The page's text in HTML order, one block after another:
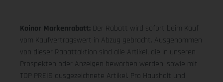
Koinor Markenrabatt: Der Rabatt wird sofort beim Kauf
vom Kaufvertragswert in Abzug gebracht. Ausgenommen
von dieser Rabattaktion sind alle Artikel, die in unseren
Prospekten oder Anzeigen beworben werden, sowie mit
TOP PREIS ausgezeichnete Artikel. Pro Haushalt und